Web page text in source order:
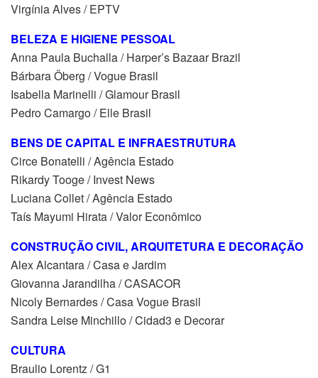
Virgínia Alves / EPTV
BELEZA E HIGIENE PESSOAL
Anna Paula Buchalla / Harper’s Bazaar Brazil
Bárbara Öberg / Vogue Brasil
Isabella Marinelli / Glamour Brasil
Pedro Camargo / Elle Brasil
BENS DE CAPITAL E INFRAESTRUTURA
Circe Bonatelli / Agência Estado
Rikardy Tooge / Invest News
Luciana Collet / Agência Estado
Taís Mayumi Hirata / Valor Econômico
CONSTRUÇÃO CIVIL, ARQUITETURA E DECORAÇÃO
Alex Alcantara / Casa e Jardim
Giovanna Jarandilha / CASACOR
Nicoly Bernardes / Casa Vogue Brasil
Sandra Leise Minchillo / Cidad3 e Decorar
CULTURA
Braulio Lorentz / G1